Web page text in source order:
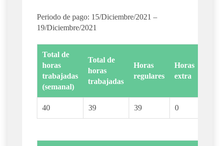
Periodo de pago: 15/Diciembre/2021 –
19/Diciembre/2021
Total de
horas
trabajadas
(semanal)
Total de
horas
trabajadas
Horas
regulares
Horas
extra
40 39 39 0